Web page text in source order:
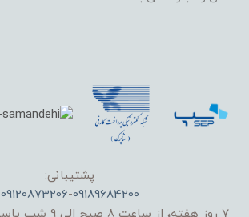
پشتیبانی:
09120873206-09189684200